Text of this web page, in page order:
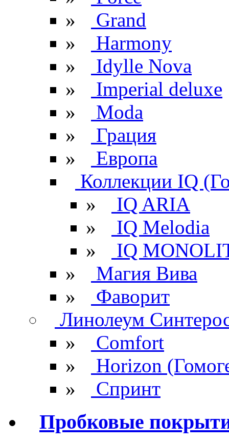
»
Grand
»
Harmony
»
Idylle Nova
»
Imperial deluxe
»
Moda
»
Грация
»
Европа
Коллекции IQ
»
IQ ARIA
»
IQ Melodia
»
IQ
»
Магия Вива
»
Фаворит
Линолеум
»
Comfort
»
Horizon
»
Спринт
Пробковые